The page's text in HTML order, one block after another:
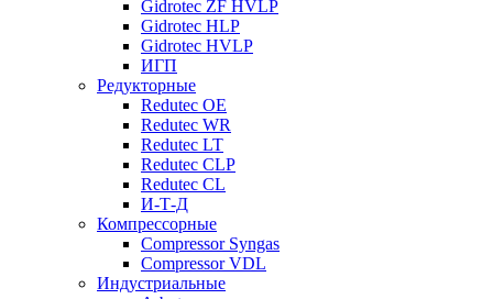
Gidrotec ZF HVLP
Gidrotec HLP
Gidrotec HVLP
ИГП
Редукторные
Redutec OE
Redutec WR
Redutec LT
Redutec CLP
Redutec CL
И-Т-Д
Компрессорные
Compressor Syngas
Compressor VDL
Индустриальные